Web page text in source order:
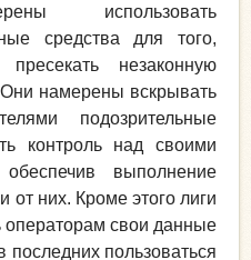
использовать
средства для того,
незаконную
Они намерены вскрывать
подозрительные
контроль над своими
выполнение
от них. Кроме этого лиги
свои данные
последних пользоваться